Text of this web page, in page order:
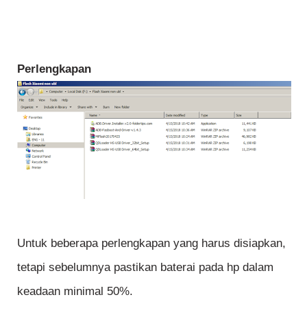
Perlengkapan
Untuk beberapa perlengkapan yang harus disiapkan,
tetapi sebelumnya pastikan baterai pada hp dalam
keadaan minimal 50%.